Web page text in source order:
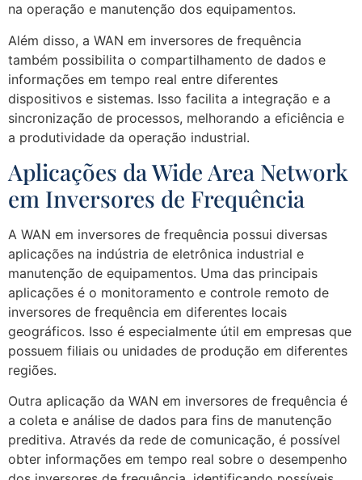
na operação e manutenção dos equipamentos.
Além disso, a WAN em inversores de frequência
também possibilita o compartilhamento de dados e
informações em tempo real entre diferentes
dispositivos e sistemas. Isso facilita a integração e a
sincronização de processos, melhorando a eficiência e
a produtividade da operação industrial.
Aplicações da Wide Area Network
em Inversores de Frequência
A WAN em inversores de frequência possui diversas
aplicações na indústria de eletrônica industrial e
manutenção de equipamentos. Uma das principais
aplicações é o monitoramento e controle remoto de
inversores de frequência em diferentes locais
geográficos. Isso é especialmente útil em empresas que
possuem filiais ou unidades de produção em diferentes
regiões.
Outra aplicação da WAN em inversores de frequência é
a coleta e análise de dados para fins de manutenção
preditiva. Através da rede de comunicação, é possível
obter informações em tempo real sobre o desempenho